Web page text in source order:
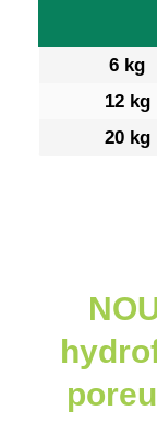
6 kg
12 kg
20 kg